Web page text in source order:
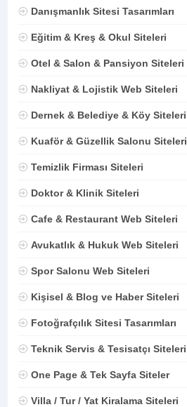
Danışmanlık Sitesi Tasarımları
Eğitim & Kreş & Okul Siteleri
Otel & Salon & Pansiyon Siteleri
Nakliyat & Lojistik Web Siteleri
Dernek & Belediye & Köy Siteleri
Kuaför & Güzellik Salonu Siteleri
Temizlik Firması Siteleri
Doktor & Klinik Siteleri
Cafe & Restaurant Web Siteleri
Avukatlık & Hukuk Web Siteleri
Spor Salonu Web Siteleri
Kişisel & Blog ve Haber Siteleri
Fotoğrafçılık Sitesi Tasarımları
Teknik Servis & Tesisatçı Siteleri
One Page & Tek Sayfa Siteler
Villa / Tur / Yat Kiralama Siteleri